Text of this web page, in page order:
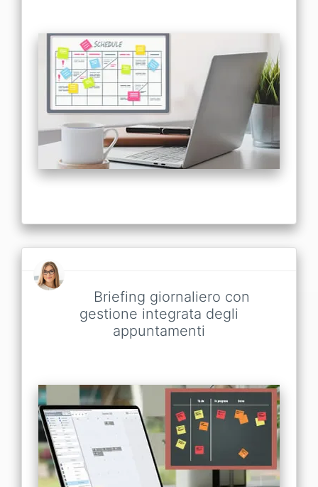
Briefing giornaliero con
gestione integrata degli
appuntamenti